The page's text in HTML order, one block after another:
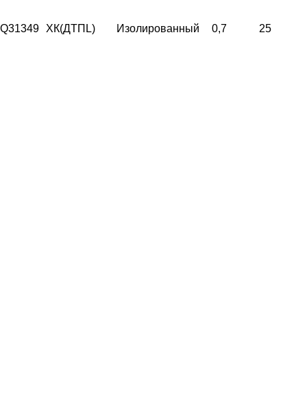
Q31349 ХК(ДТПL) Изолированный 0,7 25